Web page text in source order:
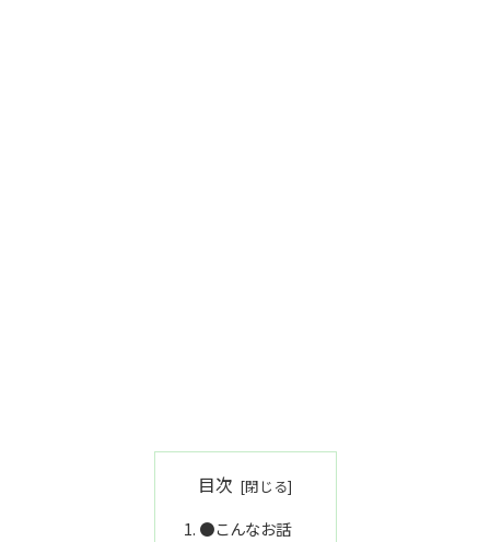
目次
●こんなお話